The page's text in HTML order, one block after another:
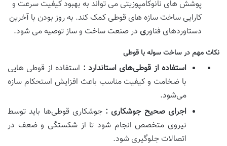
پوشش های نانوکامپوزیتی می تواند به بهبود کیفیت سرعت و
کارایی ساخت سازه های قوطی کمک کند. به روز بودن با آخرین
دستاوردهای فناوری در صنعت ساخت و ساز توصیه می شود.
نکات مهم در ساخت سوله با قوطی
استفاده از قوطی‌های استاندارد : استفاده از قوطی‌ هایی
با ضخامت و کیفیت مناسب باعث افزایش استحکام سازه
می‌شود.
اجرای صحیح جوشکاری : جوشکاری قوطی‌ها باید توسط
نیروی متخصص انجام شود تا از شکستگی و ضعف در
اتصالات جلوگیری شود.